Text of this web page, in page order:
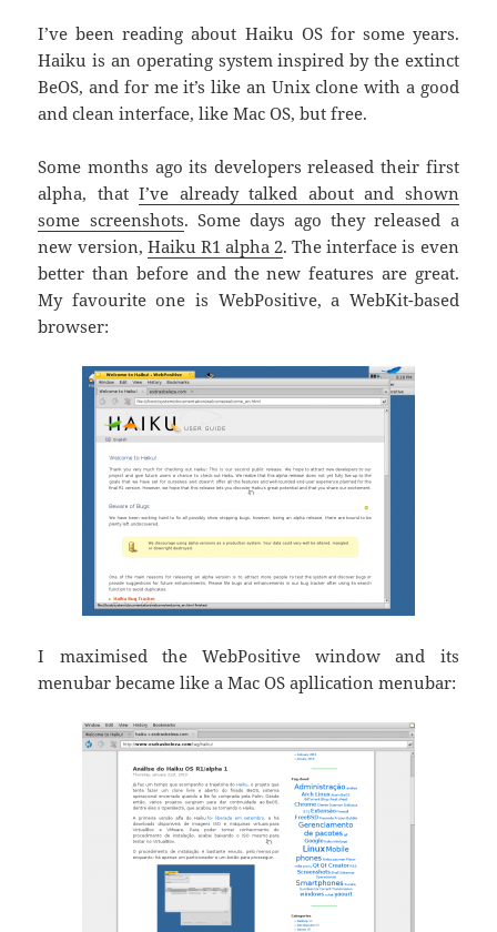
I’ve been reading about Haiku OS for some years.
Haiku is an operating system inspired by the extinct
BeOS, and for me it’s like an Unix clone with a good
and clean interface, like Mac OS, but free.
Some months ago its developers released their first
alpha, thatI’ve already talked about and shown
some screenshots. Some days ago they released a
new version, Haiku R1 alpha 2. The interface is even
better than before and the new features are great.
My favourite one is WebPositive, a WebKit-based
browser:
I maximised the WebPositive window and its
menubar became like a Mac OS apllication menubar: